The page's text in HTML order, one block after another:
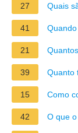
27 Quais
41
21
39 Quanto
15 Como
42 O que